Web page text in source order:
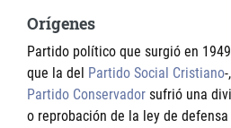
Orígenes
Partido político que surgió en
que la del Partido Social Cristiano
Partido Conservador sufrió una
o reprobación de la ley de